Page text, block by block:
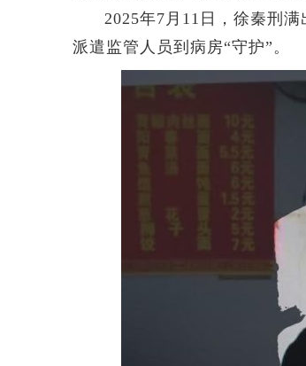
2025年7月11日，徐秦刑
派遣监管人员到病房“守护”。